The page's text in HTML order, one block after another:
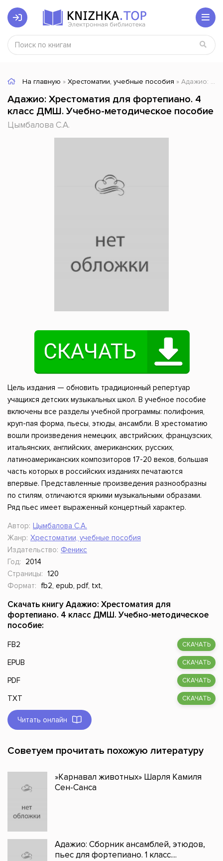
На главную » Хрестоматии, учебные пособия » Адажио: Хрестоматия для фортепиано. 4 класс ДМШ. Учебно-методическое пособие
Адажио: Хрестоматия для фортепиано. 4
класс ДМШ. Учебно-методическое пособие
Цымбалова С.А.
Цель издания — обновить традиционный репертуар
учащихся детских музыкальных школ. В учебное пособие
включены все разделы учебной программы: полифония,
круп-пая форма, пьесы, этюды, ансамбли. В хрестоматию
вошли произведения немецких, австрийских, французских,
итальянских, английских, американских, русских,
латиноамериканских композиторов 17-20 веков, большая
часть которых в российских изданиях печатаются
впервые. Представленные произведения разнообразны
по стилям, отличаются яркими музыкальными образами.
Ряд пьес имеет выраженный концертный характер.
Автор: Цымбалова С.А.
Жанр: Хрестоматии, учебные пособия
Издательство: Феникс
Год:
2014
Страницы: 120
Формат:
fb2, epub, pdf, txt,
Скачать книгу Адажио: Хрестоматия для
фортепиано. 4 класс ДМШ. Учебно-методическое
пособие:
FB2 СКАЧАТЬ
EPUB СКАЧАТЬ
PDF СКАЧАТЬ
TXT СКАЧАТЬ
Читать онлайн
Советуем прочитать похожую литературу
»Карнавал животных» Шарля Камиля
Сен-Санса
Адажио: Сборник ансамблей, этюдов,
пьес для фортепиано. 1 класс....